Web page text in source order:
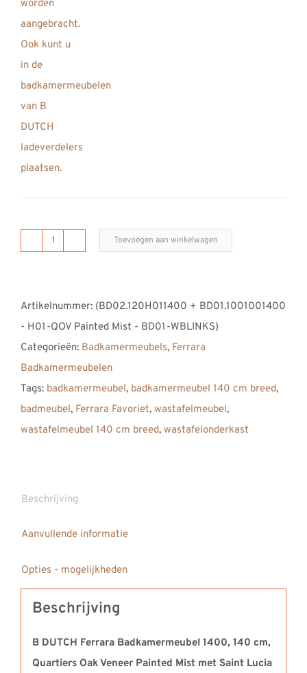
B
Badkamermeubel
1400,
140
cm,
Quartier
Oak
Painted
Solid
Corian
Lucia
Links
aantal
Toevoegen aan winkelwagen
Artikelnummer: (BD02.120H011400 + BD01.1001001400
- H01-QOV Painted Mist - BD01-WBLINKS)
Categorieën: Badkamermeubels, Ferrara
Badkamermeubelen
Tags: badkamermeubel, badkamermeubel 140 cm breed,
badmeubel, Ferrara Favoriet, wastafelmeubel,
wastafelmeubel 140 cm breed, wastafelonderkast
Beschrijving
Aanvullende informatie
Opties - mogelijkheden
Beschrijving
B DUTCH Ferrara Badkamermeubel 1400, 140 cm,
Quartiers Oak Veneer Painted Mist met Saint Lucia